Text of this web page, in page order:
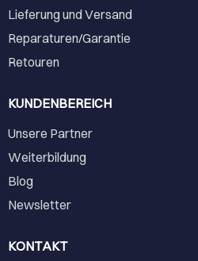
Lieferung und Versand
Reparaturen/Garantie
Retouren
KUNDENBEREICH
Unsere Partner
Weiterbildung
Blog
Newsletter
KONTAKT